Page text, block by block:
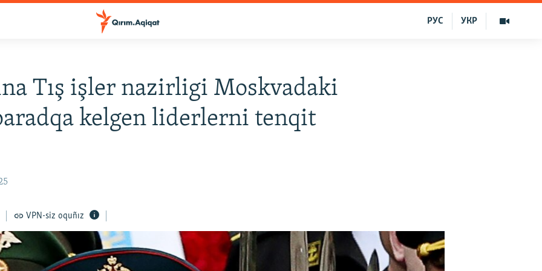
УКР
РУС
Tış işler nazirligi Moskvadaki
kelgen liderlerni tenqit
VPN-siz oquñız